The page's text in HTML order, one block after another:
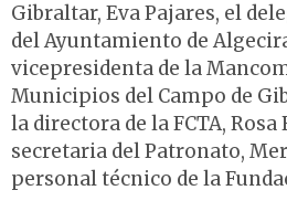
Gibraltar, Eva Pajares, el
del Ayuntamiento de
vicepresidenta de la
Municipios del Campo de
la directora de la FCTA, Rosa
secretaria del Patronato,
personal técnico de la